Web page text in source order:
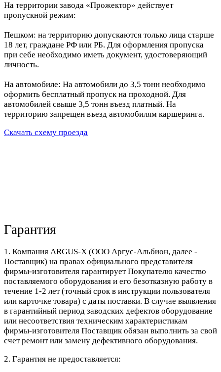
На территории завода «Прожектор» действует
пропускной режим:
Пешком: на территорию допускаются только лица старше
18 лет, граждане РФ или РБ. Для оформления пропуска
при себе необходимо иметь документ, удостоверяющий
личность.
На автомобиле: На автомобили до 3,5 тонн необходимо
оформить бесплатный пропуск на проходной. Для
автомобилей свыше 3,5 тонн въезд платный. На
территорию запрещен въезд автомобилям каршеринга.
Скачать схему проезда
Гарантия
1. Компания ARGUS-X (ООО Аргус-Альбион, далее -
Поставщик) на правах официального представителя
фирмы-изготовителя гарантирует Покупателю качество
поставляемого оборудования и его безотказную работу в
течение 1-2 лет (точный срок в инструкции пользователя
или карточке товара) с даты поставки. В случае выявления
в гарантийный период заводских дефектов оборудование
или несоответствия техническим характеристикам
фирмы-изготовителя Поставщик обязан выполнить за свой
счет ремонт или замену дефективного оборудования.
2. Гарантия не предоставляется: